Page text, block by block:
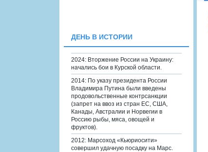
ДЕНЬ В ИСТОРИИ
2024: Вторжение России на Украину:
начались бои в Курской области.
2014: По указу президента России
Владимира Путина были введены
продовольственные контрсанкции
(запрет на ввоз из стран ЕС, США,
Канады, Австралии и Норвегии в
Россию рыбы, мяса, овощей и
фруктов).
2012: Марсоход «Кьюриосити»
совершил удачную посадку на Марс.